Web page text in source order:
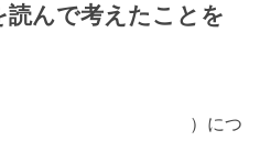
んで考えたことを
、私は（ ）につ